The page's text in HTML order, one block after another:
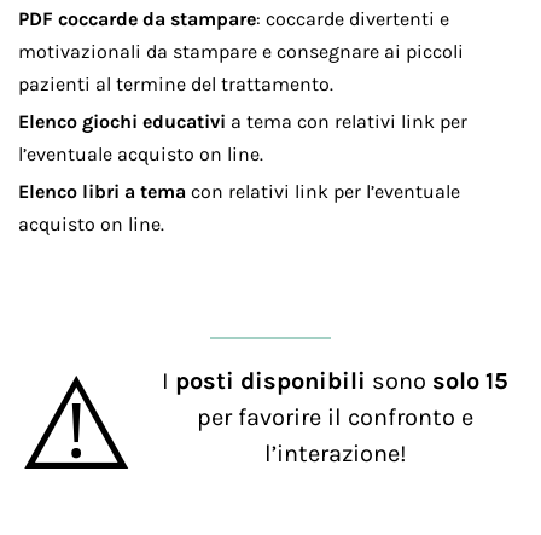
PDF coccarde da stampare: coccarde divertenti e
motivazionali da stampare e consegnare ai piccoli
pazienti al termine del trattamento.
Elenco giochi educativi a tema con relativi link per
l’eventuale acquisto on line.
Elenco libri a tema con relativi link per l’eventuale
acquisto on line.
⚠️ I posti disponibili sono solo 15
per favorire il confronto e
l’interazione!